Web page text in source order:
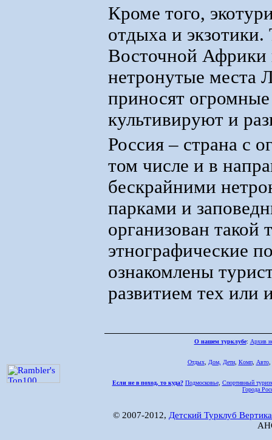
Кроме того,
отдыха и
Восточной Африки
нетронутые места
приносят
культивируют и
Россия – страна с
том числе и в
бескрайними
парками и
организован такой
этнографические
ознакомлены
развитием тех или
О нашем турклубе: Архив
Отдых, Дом, Дети, Комп, Авто,
Если не в поход, то куда? Подмосковье, Спортивный
Города
© 2007-2012, Детский Турклуб